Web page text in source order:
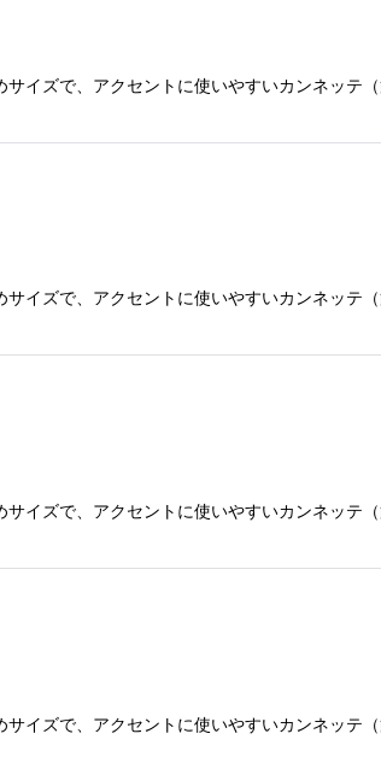
イズで、アクセントに使いやすいカンネッテ
イズで、アクセントに使いやすいカンネッテ
イズで、アクセントに使いやすいカンネッテ
イズで、アクセントに使いやすいカンネッテ